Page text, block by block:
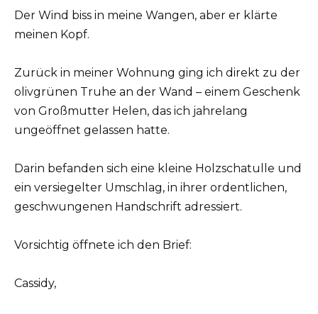
Der Wind biss in meine Wangen, aber er klärte
meinen Kopf.
Zurück in meiner Wohnung ging ich direkt zu der
olivgrünen Truhe an der Wand – einem Geschenk
von Großmutter Helen, das ich jahrelang
ungeöffnet gelassen hatte.
Darin befanden sich eine kleine Holzschatulle und
ein versiegelter Umschlag, in ihrer ordentlichen,
geschwungenen Handschrift adressiert.
Vorsichtig öffnete ich den Brief:
Cassidy,